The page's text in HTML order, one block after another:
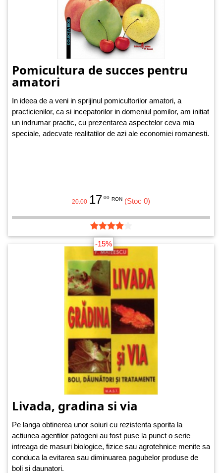
Pomicultura de succes pentru
amatori
In ideea de a veni in sprijinul pomicultorilor amatori, a
practicienilor, ca si incepatorilor in domeniul pomilor, am initiat
un indrumar practic, cu prezentarea aspectelor ceva mia
speciale, adecvate realitatilor de azi ale economiei romanesti.
20.00 17 .00 RON (Stoc 0)
-15%
Livada, gradina si via
Pe langa obtinerea unor soiuri cu rezistenta sporita la
actiunea agentilor patogeni au fost puse la punct o serie
intreaga de masuri biologice, fizice sau agrotehnice menite sa
conduca la evitarea sau diminuarea pagubelor produse de
boli si daunatori.